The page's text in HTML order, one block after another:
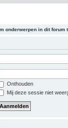
onderwerpen in dit forum
Onthouden
Mij deze sessie niet